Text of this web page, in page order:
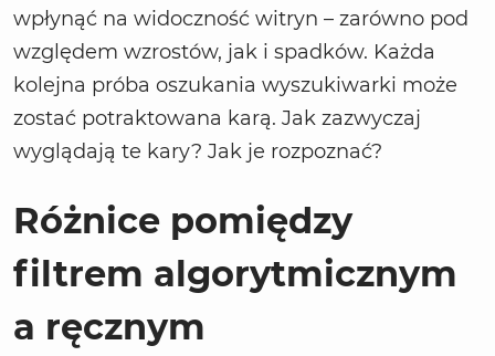
wpłynąć na widoczność witryn – zarówno pod
względem wzrostów, jak i spadków. Każda
kolejna próba oszukania wyszukiwarki może
zostać potraktowana karą. Jak zazwyczaj
wyglądają te kary? Jak je rozpoznać?
Różnice pomiędzy
filtrem algorytmicznym
a ręcznym